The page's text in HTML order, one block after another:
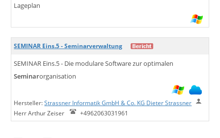
Lageplan
SEMINAR Eins.5 - Seminarverwaltung
SEMINAR Eins.5 - Die modulare Software zur optimalen
Seminarorganisation
Hersteller:Strassner Informatik GmbH & Co. KG Dieter Strassner
Herr Arthur Zeiser
+4962063031961